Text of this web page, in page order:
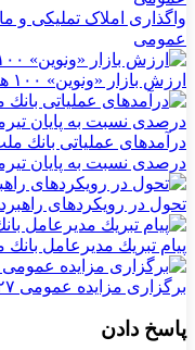
واگذاری املاک تملیکی و
عمومی
ارزش بازار «ونوین» ۱۰۰ همت شد
درصدی نسبت به پایان تیرماه
تحول در رویکردهای
پیام تبریك مدیرعامل
برگزاری مزایده عمومی ۱۲۷ فقره از املاك مازاد بانك ملت
پاسخ دادن